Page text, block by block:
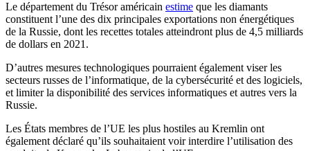
Le département du Trésor américain estime que les diamants
constituent l’une des dix principales exportations non énergétiques
de la Russie, dont les recettes totales atteindront plus de 4,5 milliards
de dollars en 2021.
D’autres mesures technologiques pourraient également viser les
secteurs russes de l’informatique, de la cybersécurité et des logiciels,
et limiter la disponibilité des services informatiques et autres vers la
Russie.
Les États membres de l’UE les plus hostiles au Kremlin ont
également déclaré qu’ils souhaitaient voir interdire l’utilisation des